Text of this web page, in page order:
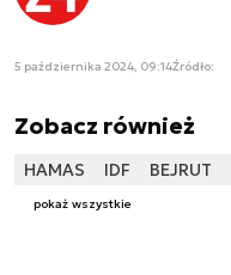
5 października 2024, 09:14Źródło:
Zobacz również
HAMAS IDF BEJRUT
pokaż wszystkie